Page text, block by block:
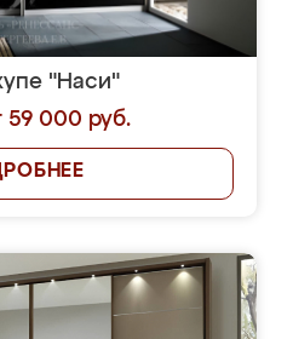
"Наси"
59 000 руб.